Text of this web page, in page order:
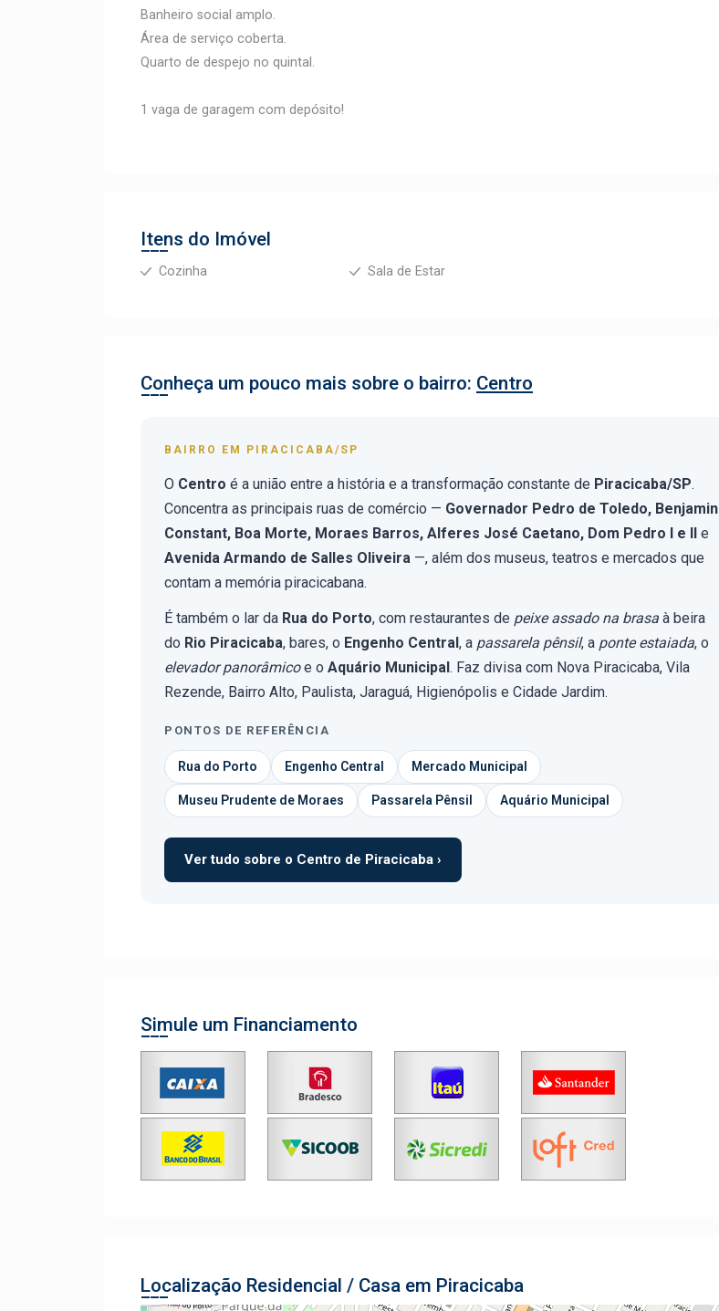
Banheiro social amplo.
Área de serviço coberta.
Quarto de despejo no quintal.
1 vaga de garagem com depósito!
Itens do Imóvel
Cozinha Sala de Estar
Conheça um pouco mais sobre o bairro: Centro
BAIRRO EM PIRACICABA/SP
O Centro é a união entre a história e a transformação constante de Piracicaba/SP.
Concentra as principais ruas de comércio — Governador Pedro de Toledo, Benjamin
Constant, Boa Morte, Moraes Barros, Alferes José Caetano, Dom Pedro I e II e
Avenida Armando de Salles Oliveira —, além dos museus, teatros e mercados que
contam a memória piracicabana.
É também o lar da Rua do Porto, com restaurantes de peixe assado na brasa à beira
do Rio Piracicaba, bares, o Engenho Central, a passarela pênsil, a ponte estaiada, o
elevador panorâmicoe o Aquário Municipal. Faz divisa com Nova Piracicaba, Vila
Rezende, Bairro Alto, Paulista, Jaraguá, Higienópolis e Cidade Jardim.
PONTOS DE REFERÊNCIA
Rua do Porto Engenho Central Mercado Municipal
Museu Prudente de Moraes Passarela Pênsil Aquário Municipal
Ver tudo sobre o Centro de Piracicaba ›
Simule um Financiamento
Localização Residencial / Casa em Piracicaba